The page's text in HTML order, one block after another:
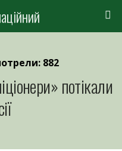
882
потікали